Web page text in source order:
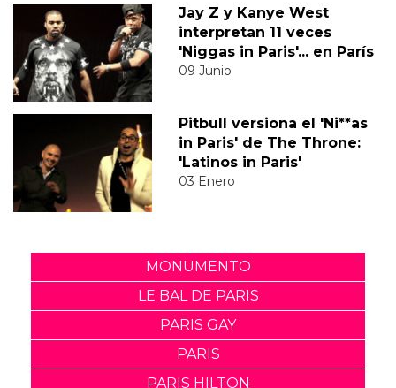
Jay Z y Kanye West
interpretan 11 veces
'Niggas in Paris'... en París
09 Junio
Pitbull versiona el 'Ni**as
in Paris' de The Throne:
'Latinos in Paris'
03 Enero
MONUMENTO
LE BAL DE PARIS
PARIS GAY
PARIS
PARIS HILTON